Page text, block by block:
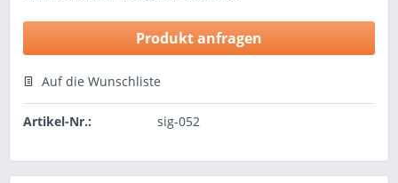
Produkt anfragen
Auf die Wunschliste
Artikel-Nr.: sig-052